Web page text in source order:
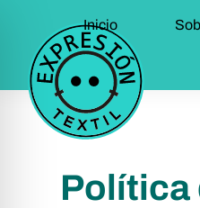
Inicio
Política